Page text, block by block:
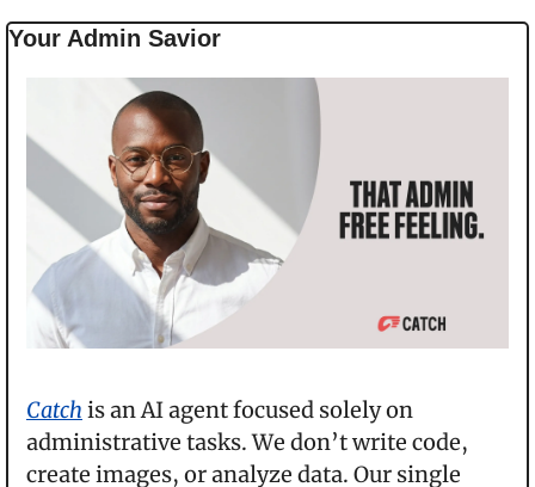
Your Admin Savior
Catch is an AI agent focused solely on
administrative tasks. We don’t write code,
create images, or analyze data. Our single